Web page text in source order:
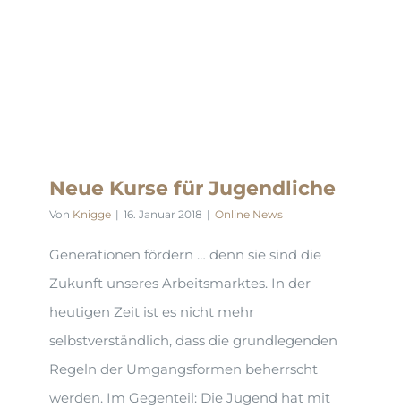
Neue Kurse für Jugendliche
Von Knigge | 16. Januar 2018 | Online News
Generationen fördern … denn sie sind die
Zukunft unseres Arbeitsmarktes. In der
heutigen Zeit ist es nicht mehr
selbstverständlich, dass die grundlegenden
Regeln der Umgangsformen beherrscht
werden. Im Gegenteil: Die Jugend hat mit